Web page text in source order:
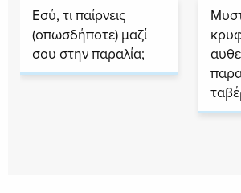
Εσύ, τι παίρνεις
(οπωσδήποτε) μαζί
σου στην παραλία;